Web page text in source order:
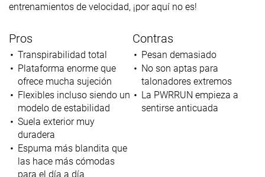
entrenamientos de velocidad, ¡por aquí no es!
Pros
Transpirabilidad total
Plataforma enorme que
ofrece mucha sujeción
Flexibles incluso siendo un
modelo de estabilidad
Suela exterior muy
duradera
Espuma más blandita que
las hace más cómodas
para el día a día
Contras
Pesan demasiado
No son aptas para
talonadores extremos
La PWRRUN empieza a
sentirse anticuada